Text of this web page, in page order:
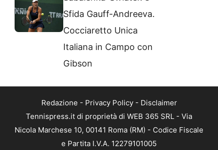
Sfida Gauff-Andreeva.
Cocciaretto Unica
Italiana in Campo con
Gibson
Redazione - Privacy Policy- Disclaimer
Tennispress.it di proprietà di WEB 365 SRL - Via
Nicola Marchese 10, 00141 Roma (RM) - Codice Fiscale
e Partita I.V.A. 12279101005